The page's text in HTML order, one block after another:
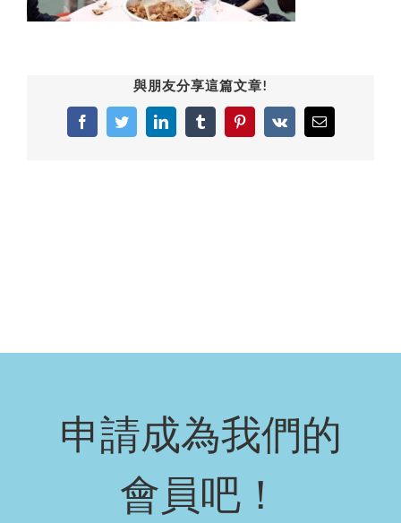
與朋友分享這篇文章!
FacebookTwitterLinkedInTumblrPinterest
Vk Email:
申請成為我們的
會員吧！